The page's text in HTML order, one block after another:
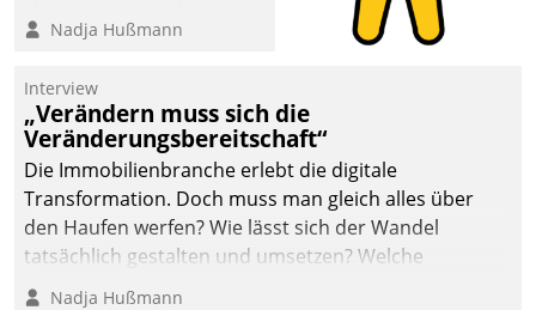
methodisch
Quartier. Dazwischen
zeigte Datatrain, was es
Neues zu bieten hat.
Nadja Hußmann
Interview
„Verändern muss sich die
Veränderungsbereitschaft“
Die Immobilienbranche erlebt die digitale
Transformation. Doch muss man gleich alles über
den Haufen werfen? Wie lässt sich der Wandel
tatsächlich gestalten und umsetzen? Welche
Argumente zählen wirklich?
Nadja Hußmann